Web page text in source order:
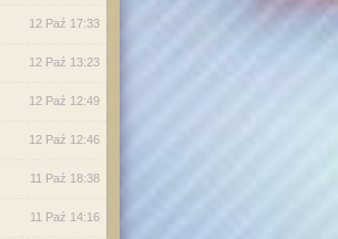
12 Paź 17:33
12 Paź 13:23
12 Paź 12:49
12 Paź 12:46
11 Paź 18:38
11 Paź 14:16